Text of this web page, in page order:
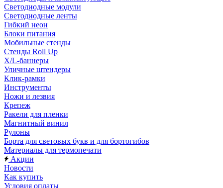
Светодиодные модули
Светодиодные ленты
Гибкий неон
Блоки питания
Мобильные стенды
Стенды Roll Up
X/L-баннеры
Уличные штендеры
Клик-рамки
Инструменты
Ножи и лезвия
Крепеж
Ракели для пленки
Магнитный винил
Рулоны
Борта для световых букв и для бортогибов
Материалы для термопечати
Акции
Новости
Как купить
Условия оплаты